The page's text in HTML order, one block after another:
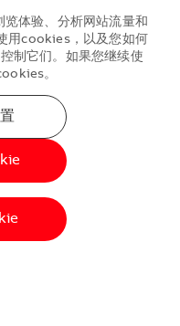
体验、分析网站流量和
用cookies，以及您如何
制它们。如果您继续使
。